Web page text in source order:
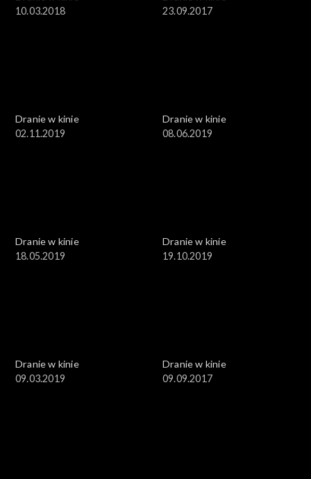
10.03.2018
23.09.2017
Dranie w kinie
02.11.2019
Dranie w kinie
08.06.2019
Dranie w kinie
18.05.2019
Dranie w kinie
19.10.2019
Dranie w kinie
09.03.2019
Dranie w kinie
09.09.2017